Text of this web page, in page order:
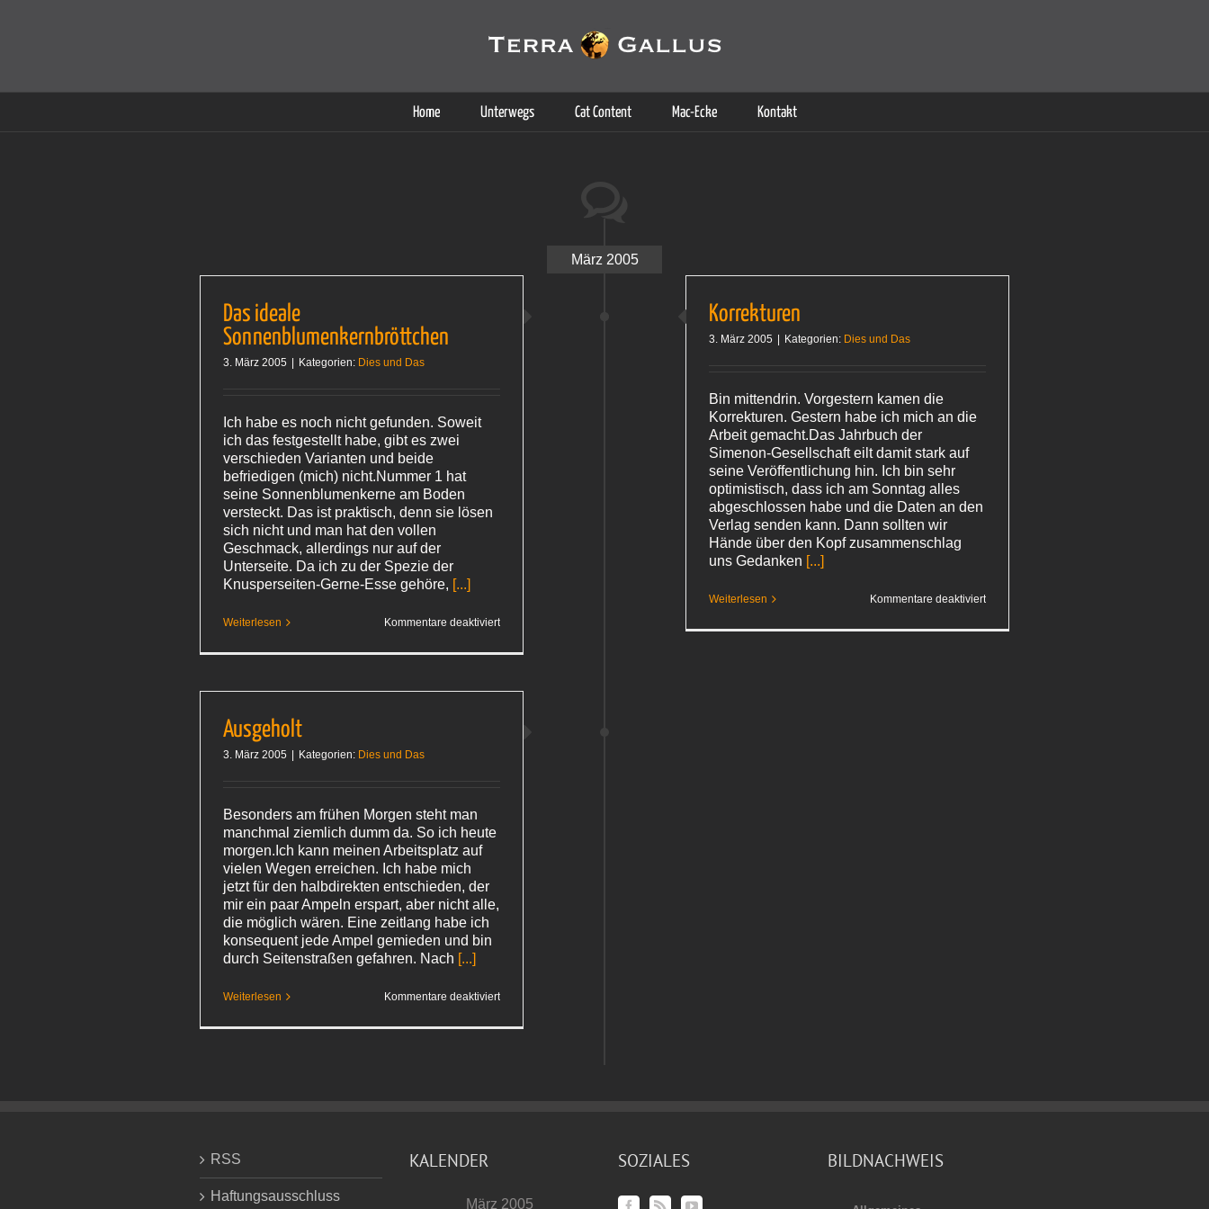
Home Unterwegs Cat Content Mac-Ecke Kontakt
März 2005
Das ideale
Sonnenblumenkernbröttchen
3. März 2005 Kategorien: Dies und Das
Ich habe es noch nicht gefunden. Soweit
ich das festgestellt habe, gibt es zwei
verschieden Varianten und beide
befriedigen (mich) nicht.Nummer 1 hat
seine Sonnenblumenkerne am Boden
versteckt. Das ist praktisch, denn sie lösen
sich nicht und man hat den vollen
Geschmack, allerdings nur auf der
Unterseite. Da ich zu der Spezie der
Knusperseiten-Gerne-Esse gehöre, [...]
Weiterlesen Kommentare deaktiviertfür
Korrekturen
3. März 2005 Kategorien: Dies und Das
Bin mittendrin. Vorgestern kamen die
Korrekturen. Gestern habe ich mich an die
Arbeit gemacht.Das Jahrbuch der
Simenon-Gesellschaft eilt damit stark auf
seine Veröffentlichung hin. Ich bin sehr
optimistisch, dass ich am Sonntag alles
abgeschlossen habe und die Daten an den
Verlag senden kann. Dann sollten wir 
Hände über den Kopf zusammenschlag 
uns Gedanken [...]
Weiterlesen Kommentare deaktiviertfür
Ausgeholt
3. März 2005 Kategorien: Dies und Das
Besonders am frühen Morgen steht man
manchmal ziemlich dumm da. So ich heute
morgen.Ich kann meinen Arbeitsplatz auf
vielen Wegen erreichen. Ich habe mich
jetzt für den halbdirekten entschieden, der
mir ein paar Ampeln erspart, aber nicht alle,
die möglich wären. Eine zeitlang habe ich
konsequent jede Ampel gemieden und bin
durch Seitenstraßen gefahren. Nach [...]
Weiterlesen Kommentare deaktiviertfür
RSS
Haftungsausschluss
KALENDER
März 2005
SOZIALES BILDNACHWEIS
Cookies helfen auf auf dieser Seite bei der Bereitstellung der Dienste. Durch die Nutzung dieser Webseite erklären Sie sich damit einverstanden, dass Cookies gesetzt werden.
Weitere Informationen